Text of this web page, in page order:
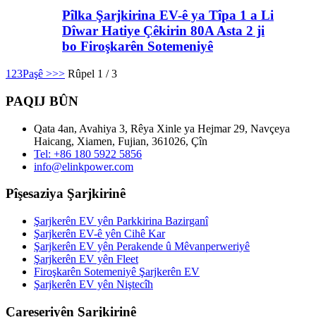
Pîlka Şarjkirina EV-ê ya Tîpa 1 a Li
Dîwar Hatiye Çêkirin 80A Asta 2 ji
bo Firoşkarên Sotemeniyê
1 23Paşê >>> Rûpel 1 / 3
PAQIJ BÛN
Qata 4an, Avahiya 3, Rêya Xinle ya Hejmar 29, Navçeya
Haicang, Xiamen, Fujian, 361026, Çîn
Tel: +86 180 5922 5856
info@elinkpower.com
Pîşesaziya Şarjkirinê
Şarjkerên EV yên Parkkirina Bazirganî
Şarjkerên EV-ê yên Cihê Kar
Şarjkerên EV yên Perakende û Mêvanperweriyê
Şarjkerên EV yên Fleet
Firoşkarên Sotemeniyê Şarjkerên EV
Şarjkerên EV yên Niştecîh
Çareseriyên Şarjkirinê